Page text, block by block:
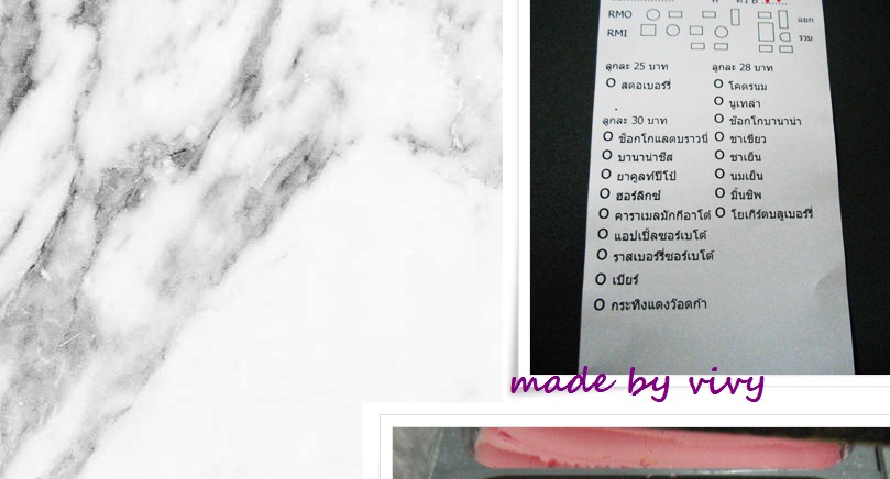
เลิฟ....วนิดา
อร่อยแบบคนเมือง ทีเจียงฮายใกล้ๆ
อร่อยแบบไทยๆ ที่นัฐพร ไอศครีม
อร่อยแบบบังเอิญ ที่หน้าวัดโสธร
อร่อยเบาๆ ที่ ปัง-หยา-อารีย์